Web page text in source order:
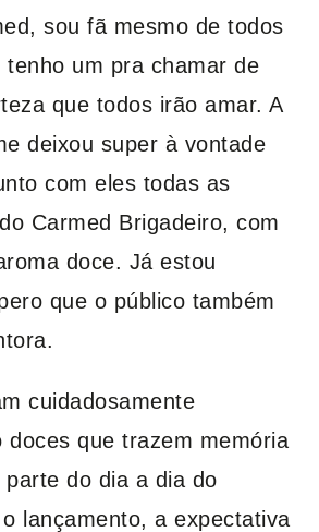
sou fã mesmo de todos
um pra chamar de
que todos irão amar. A
deixou super à vontade
com eles todas as
Carmed Brigadeiro, com
doce. Já estou
que o público também
cuidadosamente
doces que trazem memória
do dia a dia do
lançamento, a expectativa